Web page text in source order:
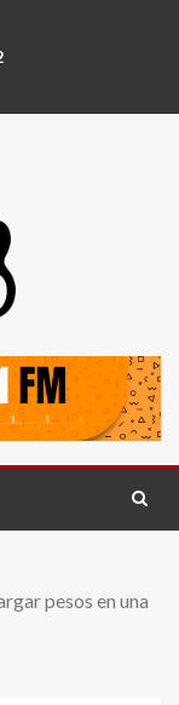
pesos en una